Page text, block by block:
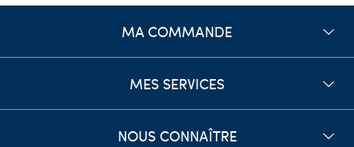
MA COMMANDE
MES SERVICES
NOUS CONNAÎTRE